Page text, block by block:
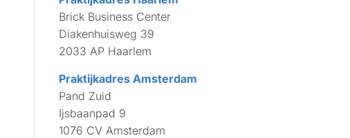
Brick Business Center
Diakenhuisweg 39
2033 AP Haarlem
Praktijkadres Amsterdam
Pand Zuid
Ijsbaanpad 9
1076 CV Amsterdam